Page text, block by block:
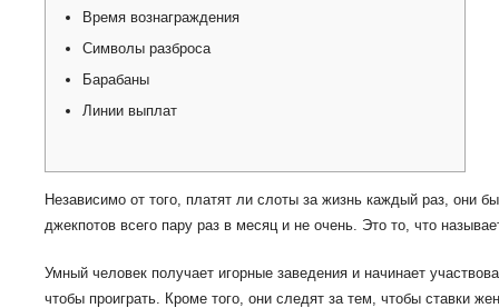
Время вознаграждения
Символы разброса
Барабаны
Линии выплат
Независимо от того, платят ли слоты за жизнь каждый раз, они
джекпотов всего пару раз в месяц и не очень. Это то, что
Умный человек получает игорные заведения и начинает
чтобы проиграть. Кроме того, они следят за тем, чтобы ставки